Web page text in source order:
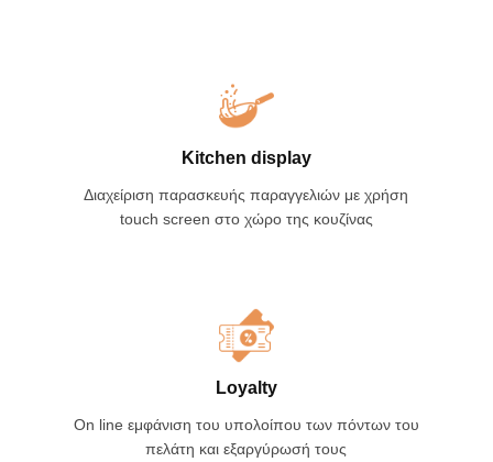
Kitchen display
Διαχείριση παρασκευής παραγγελιών με χρήση
touch screen στο χώρο της κουζίνας
Loyalty
On line εμφάνιση του υπολοίπου των πόντων του
πελάτη και εξαργύρωσή τους